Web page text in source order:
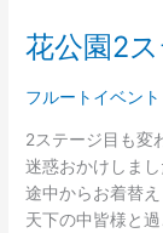
花公園2
フルートイベント
2ステージ目も変
迷惑おかけしま
途中からお着替
天下の中皆様と
園
ス
ー
ジ